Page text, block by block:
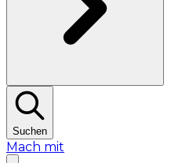
Suchen
Mach mit